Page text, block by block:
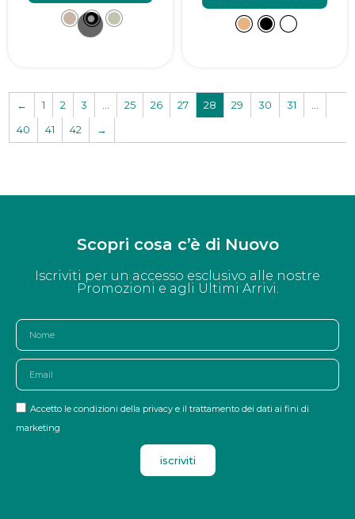
← 1 2 3 25 26 27 28 29 30 31
40
41 42 →
Scopri cosa c’è di Nuovo
Iscriviti per un accesso esclusivo alle nostre
Promozioni e agli Ultimi Arrivi.
Accetto le condizioni della privacy e il trattamento dei dati ai fini di
marketing
iscriviti